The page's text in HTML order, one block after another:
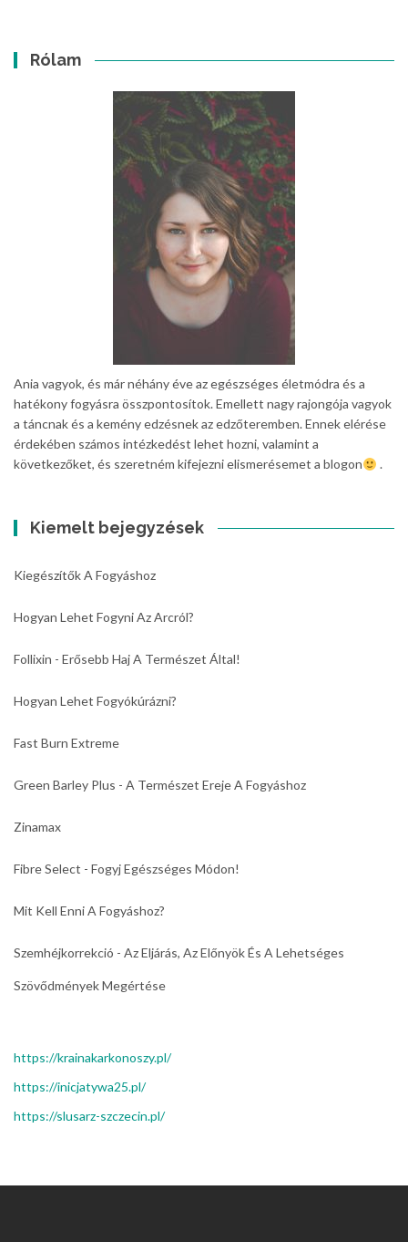
Rólam
Ania vagyok, és már néhány éve az egészséges életmódra és a
hatékony fogyásra összpontosítok. Emellett nagy rajongója vagyok
a táncnak és a kemény edzésnek az edzőteremben. Ennek elérése
érdekében számos intézkedést lehet hozni, valamint a
következőket, és szeretném kifejezni elismerésemet a blogon
.
Kiemelt bejegyzések
Kiegészítők A Fogyáshoz
Hogyan Lehet Fogyni Az Arcról?
Follixin - Erősebb Haj A Természet Által!
Hogyan Lehet Fogyókúrázni?
Fast Burn Extreme
Green Barley Plus - A Természet Ereje A Fogyáshoz
Zinamax
Fibre Select - Fogyj Egészséges Módon!
Mit Kell Enni A Fogyáshoz?
Szemhéjkorrekció - Az Eljárás, Az Előnyök És A Lehetséges
Szövődmények Megértése
https://krainakarkonoszy.pl/
https://inicjatywa25.pl/
https://slusarz-szczecin.pl/